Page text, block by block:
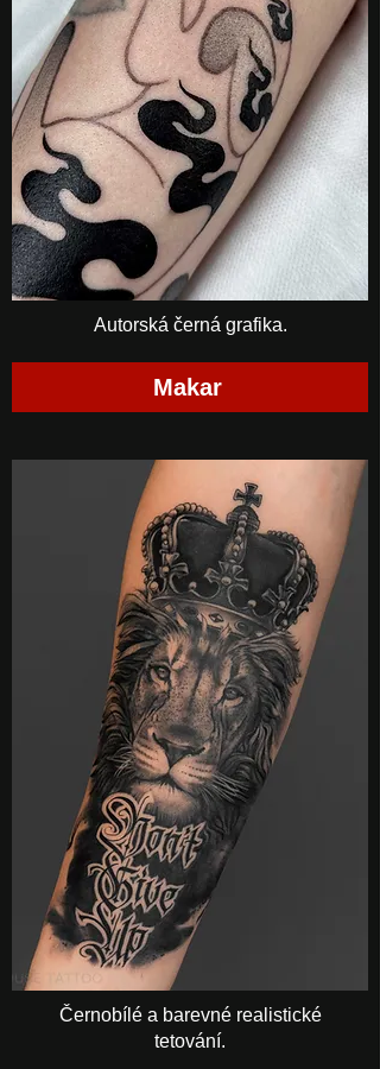
Autorská černá grafika.
Makar
Černobílé a barevné realistické
tetování.